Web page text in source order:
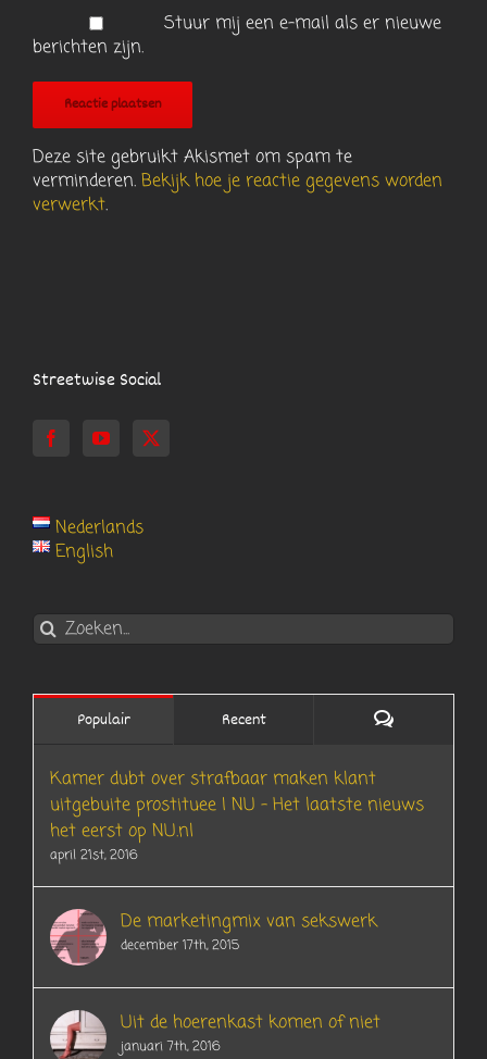
Stuur mij een e-mail als er nieuwe
berichten zijn.
Deze site gebruikt Akismet om spam te
verminderen. Bekijk hoe je reactie gegevens worden
verwerkt.
Streetwise Social
Nederlands
English
Zoeken
naar:
Populair Recent Reacties
Kamer dubt over strafbaar maken klant
uitgebuite prostituee | NU – Het laatste nieuws
het eerst op NU.nl
april 21st, 2016
De marketingmix van sekswerk
december 17th, 2015
Uit de hoerenkast komen of niet
januari 7th, 2016